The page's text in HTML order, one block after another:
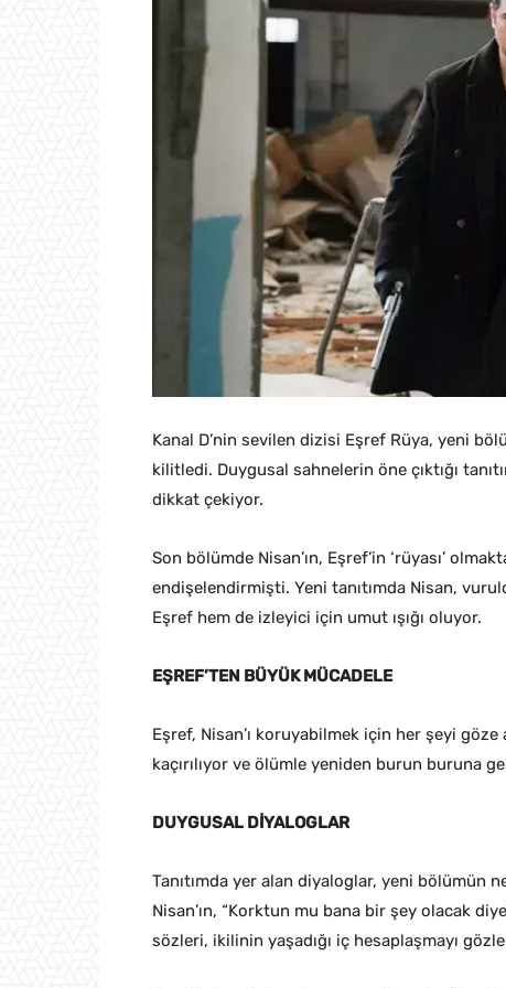
Kanal D’nin sevilen dizisi Eşref Rüya, yeni
kilitledi. Duygusal sahnelerin öne çıktığı
dikkat çekiyor.
Son bölümde Nisan’ın, Eşref’in ‘rüyası’
endişelendirmişti. Yeni tanıtımda Nisan,
Eşref hem de izleyici için umut ışığı oluyor.
EŞREF’TEN BÜYÜK MÜCADELE
Eşref, Nisan’ı koruyabilmek için her şeyi
kaçırılıyor ve ölümle yeniden burun buruna
DUYGUSAL DİYALOGLAR
Tanıtımda yer alan diyaloglar, yeni bölümün
Nisan’ın, “Korktun mu bana bir şey olacak
sözleri, ikilinin yaşadığı iç hesaplaşmayı